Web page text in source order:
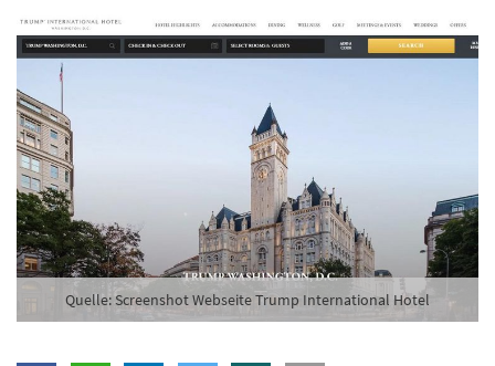
Quelle: Screenshot Webseite Trump International Hotel
Branche
Ich möchte folgende Newsletter erhalten
Tageskarte-Newsletter (gegen 8.30 Uhr)
Ich habe die
Datenschutzerklärungzur Kenntnis
genommen.
Anmelden Danke, heute nicht